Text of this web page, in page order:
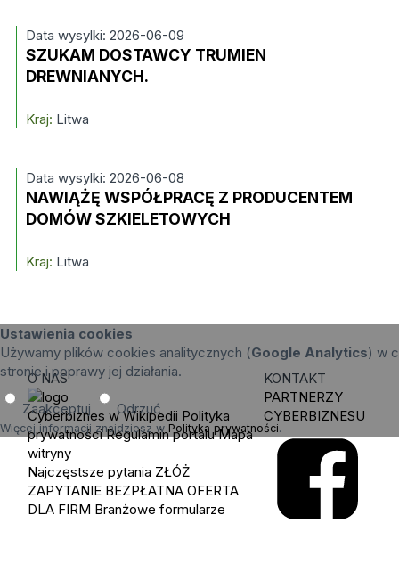
Data wysylki: 2026-06-09
SZUKAM DOSTAWCY TRUMIEN
DREWNIANYCH.
Kraj: Litwa
Data wysylki: 2026-06-08
NAWIĄŻĘ WSPÓŁPRACĘ Z PRODUCENTEM
DOMÓW SZKIELETOWYCH
Kraj: Litwa
Ustawienia cookies
Używamy plików cookies analitycznych (Google Analytics) w
stronie i poprawy jej działania.
Zaakceptuj Odrzuć
Więcej informacji znajdziesz w Polityka prywatności.
O NAS
Cyberbiznes w Wikipedii Polityka
prywatności Regulamin portalu Mapa
witryny
Najczęstsze pytania ZŁÓŻ
ZAPYTANIE BEZPŁATNA OFERTA
DLA FIRM Branżowe formularze
KONTAKT
PARTNERZY
CYBERBIZNESU